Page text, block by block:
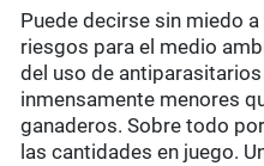
Puede decirse sin miedo
riesgos para el medio
del uso de
inmensamente menores
ganaderos. Sobre todo
las cantidades en juego.